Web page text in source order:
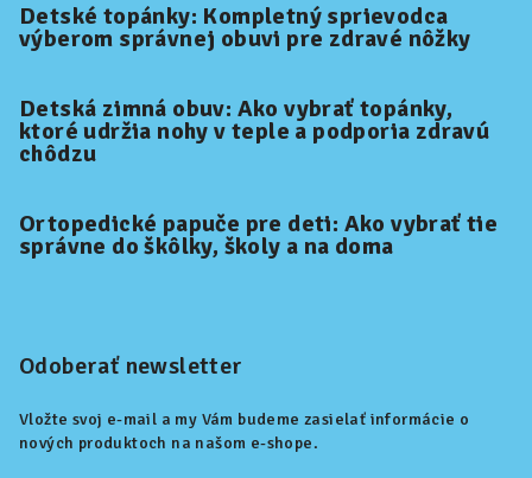
Detské topánky: Kompletný sprievodca
výberom správnej obuvi pre zdravé nôžky
Detská zimná obuv: Ako vybrať topánky,
ktoré udržia nohy v teple a podporia zdravú
chôdzu
Ortopedické papuče pre deti: Ako vybrať tie
správne do škôlky, školy a na doma
Odoberať newsletter
Vložte svoj e-mail a my Vám budeme zasielať informácie o
nových produktoch na našom e-shope.